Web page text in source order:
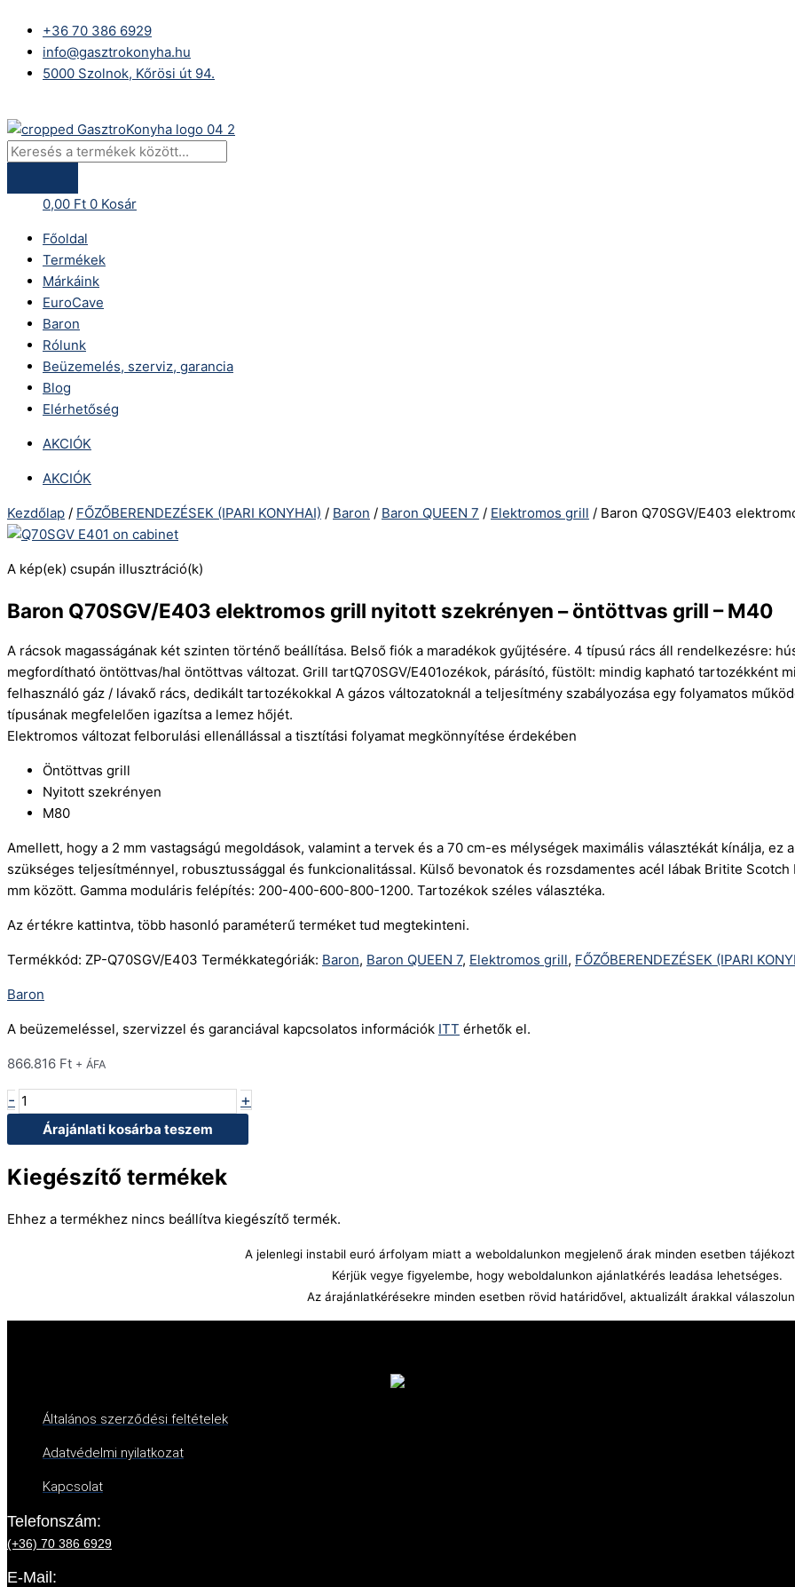
content
+36 70 386 6929
info@gasztrokonyha.hu
5000 Szolnok, Kőrösi út 94.
search
0,00 Ft 0 Kosár
Főoldal
Termékek
Márkáink
EuroCave
Baron
Rólunk
Beüzemelés, szerviz, garancia
Blog
Elérhetőség
AKCIÓK
AKCIÓK
Kezdőlap / FŐZŐBERENDEZÉSEK (IPARI KONYHAI) / Baron / Baron QUEEN 7 / Elektromos grill / Baron Q70SGV/E403
A kép(ek) csupán illusztráció(k)
Baron Q70SGV/E403 elektromos grill nyitott szekrényen – öntöttvas grill – M40
A rácsok magasságának két szinten történő beállítása. Belső fiók a maradékok gyűjtésére. 4 típusú rács áll rendelkezésre:
megfordítható öntöttvas/hal öntöttvas változat. Grill tartQ70SGV/E401ozékok, párásító, füstölt: mindig kapható tartozékként
felhasználó gáz / lávakő rács, dedikált tartozékokkal A gázos változatoknál a teljesítmény szabályozása egy folyamatos
típusának megfelelően igazítsa a lemez hőjét.
Elektromos változat felborulási ellenállással a tisztítási folyamat megkönnyítése érdekében
Öntöttvas grill
Nyitott szekrényen
M80
Amellett, hogy a 2 mm vastagságú megoldások, valamint a tervek és a 70 cm-es mélységek maximális választékát kínálja,
szükséges teljesítménnyel, robusztussággal és funkcionalitással. Külső bevonatok és rozsdamentes acél lábak Britite
mm között. Gamma moduláris felépítés: 200-400-600-800-1200. Tartozékok széles választéka.
Az értékre kattintva, több hasonló paraméterű terméket tud megtekinteni.
Termékkód: ZP-Q70SGV/E403 Termékkategóriák: Baron, Baron QUEEN 7, Elektromos grill, FŐZŐBERENDEZÉSEK (IPARI
Baron
A beüzemeléssel, szervizzel és garanciával kapcsolatos információk ITT érhetők el.
866.816 Ft + ÁFA
-
Q70SGV/E403
elektromos
grill
szekrényen
-
öntöttvas
mennyiség
+
Árajánlati kosárba teszem
Kiegészítő termékek
Ehhez a termékhez nincs beállítva kiegészítő termék.
A jelenlegi instabil euró árfolyam miatt a weboldalunkon megjelenő árak minden esetben
Kérjük vegye figyelembe, hogy weboldalunkon ajánlatkérés leadása lehetséges.
Az árajánlatkérésekre minden esetben rövid határidővel, aktualizált árakkal
Általános szerződési feltételek
Adatvédelmi nyilatkozat
Kapcsolat
Telefonszám:
(+36) 70 386 6929
E-Mail: